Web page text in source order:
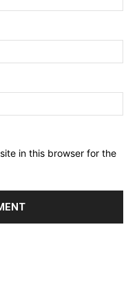
in this browser for the